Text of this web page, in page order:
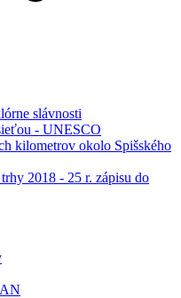
slávnosti
- UNESCO
kilometrov okolo Spišského
2018 - 25 r. zápisu do